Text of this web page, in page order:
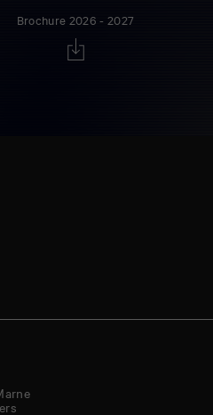
Brochure 2026 - 2027